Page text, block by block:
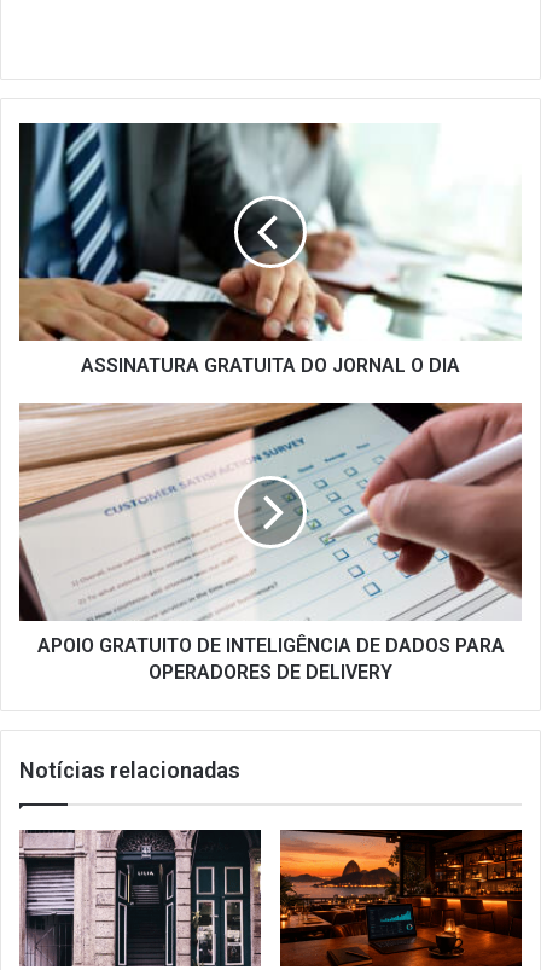
ASSINATURA
GRATUITA
DO
JORNAL
DIA
ASSINATURA GRATUITA DO JORNAL O DIA
APOIO
GRATUITO
DE
INTELIGÊNCIA
DE
DADOS
PARA
OPERADORES
DE
DELIVERY
APOIO GRATUITO DE INTELIGÊNCIA DE DADOS PARA
OPERADORES DE DELIVERY
Notícias relacionadas